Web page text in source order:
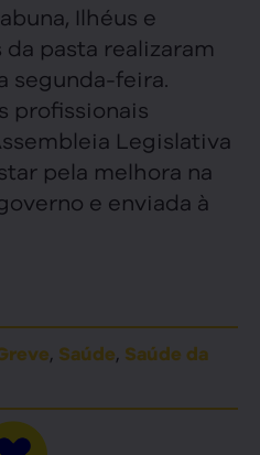
Ilhéus e
pasta realizaram
segunda-feira.
profissionais
Legislativa
pela melhora na
e enviada à
, Saúde, Saúde da